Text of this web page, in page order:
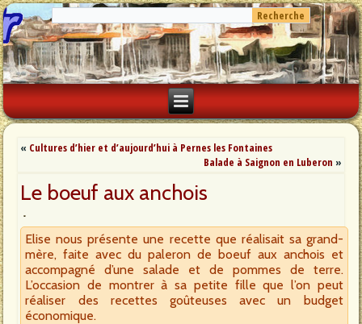
« Cultures d’hier et d’aujourd’hui à Pernes les Fontaines
Balade à Saignon en Luberon »
Le boeuf aux anchois
Elise nous présente une recette que réalisait sa grand-
mère, faite avec du paleron de boeuf aux anchois et
accompagné d’une salade et de pommes de terre.
L’occasion de montrer à sa petite fille que l’on peut
réaliser des recettes goûteuses avec un budget
économique.